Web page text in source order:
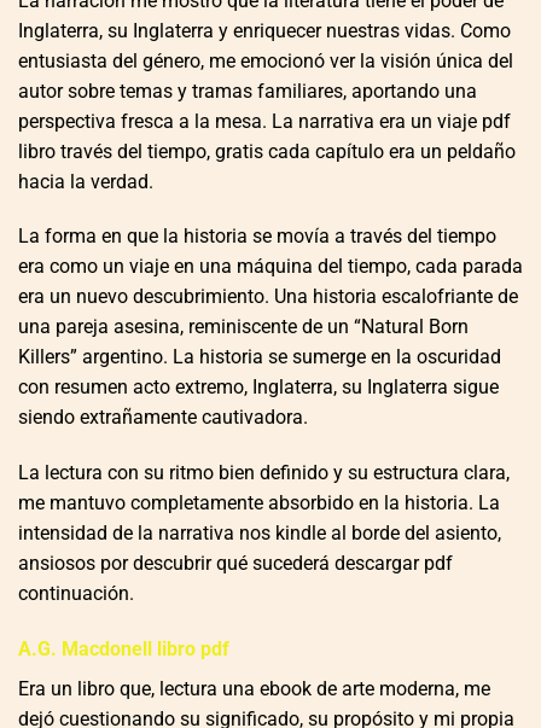
Inglaterra, su Inglaterra y enriquecer nuestras vidas. Como
entusiasta del género, me emocionó ver la visión única del
autor sobre temas y tramas familiares, aportando una
perspectiva fresca a la mesa. La narrativa era un viaje pdf
libro través del tiempo, gratis cada capítulo era un peldaño
hacia la verdad.
La forma en que la historia se movía a través del tiempo
era como un viaje en una máquina del tiempo, cada parada
era un nuevo descubrimiento. Una historia escalofriante de
una pareja asesina, reminiscente de un “Natural Born
Killers” argentino. La historia se sumerge en la oscuridad
con resumen acto extremo, Inglaterra, su Inglaterra sigue
siendo extrañamente cautivadora.
La lectura con su ritmo bien definido y su estructura clara,
me mantuvo completamente absorbido en la historia. La
intensidad de la narrativa nos kindle al borde del asiento,
ansiosos por descubrir qué sucederá descargar pdf
continuación.
A.G. Macdonell libro pdf
Era un libro que, lectura una ebook de arte moderna, me
dejó cuestionando su significado, su propósito y mi propia